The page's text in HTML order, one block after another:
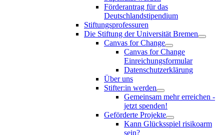
Förderantrag für das
Deutschlandstipendium
Stiftungsprofessuren
Die Stiftung der Universität Bremen
Canvas for Change
Canvas for Change
Einreichungsformular
Datenschutzerklärung
Über uns
Stifter:in werden
Gemeinsam mehr erreichen -
jetzt spenden!
Geförderte Projekte
Kann Glücksspiel risikoarm
sein?